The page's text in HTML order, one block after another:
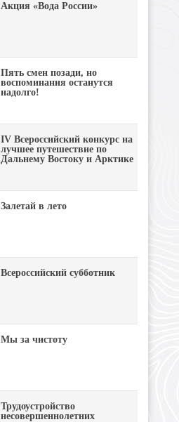
Акция «Вода России»
Пять смен позади, но
воспоминания останутся
надолго!
IV Всероссийский конкурс на
лучшее путешествие по
Дальнему Востоку и Арктике
Залетай в лето
Всероссийский субботник
Мы за чистоту
Трудоустройство
несовершеннолетних